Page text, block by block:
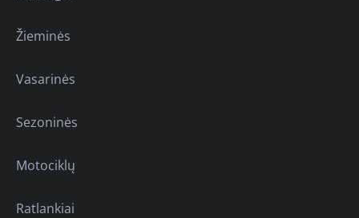
Žieminės
Vasarinės
Sezoninės
Motociklų
Ratlankiai